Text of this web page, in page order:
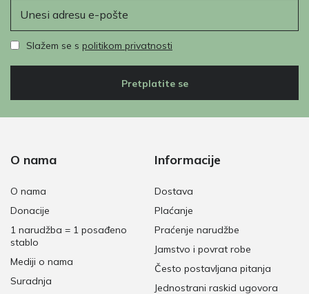
Slažem se s politikom privatnosti
Pretplatite se
O nama
O nama
Donacije
1 narudžba = 1 posađeno
stablo
Mediji o nama
Suradnja
Informacije
Dostava
Plaćanje
Praćenje narudžbe
Jamstvo i povrat robe
Često postavljana pitanja
Jednostrani raskid ugovora